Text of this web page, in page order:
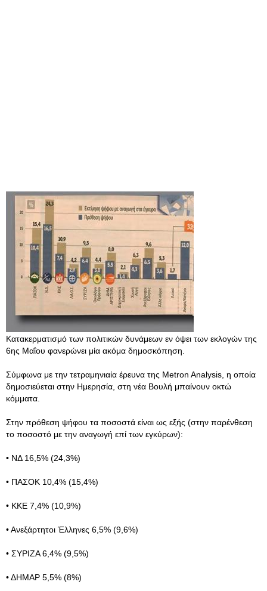
Κατακερματισμό των πολιτικών δυνάμεων εν όψει των εκλογών της
6ης Μαΐου φανερώνει μία ακόμα δημοσκόπηση.
Σύμφωνα με την τετραμηνιαία έρευνα της Metron Analysis, η οποία
δημοσιεύεται στην Ημερησία, στη νέα Βουλή μπαίνουν οκτώ
κόμματα.
Στην πρόθεση ψήφου τα ποσοστά είναι ως εξής (στην παρένθεση
το ποσοστό με την αναγωγή επί των εγκύρων):
• ΝΔ 16,5% (24,3%)
• ΠΑΣΟΚ 10,4% (15,4%)
• ΚΚΕ 7,4% (10,9%)
• Ανεξάρτητοι Έλληνες 6,5% (9,6%)
• ΣΥΡΙΖΑ 6,4% (9,5%)
• ΔΗΜΑΡ 5,5% (8%)